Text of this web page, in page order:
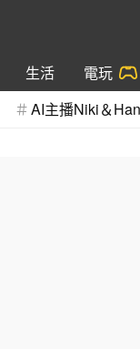
生活 電玩
AI主播Niki＆